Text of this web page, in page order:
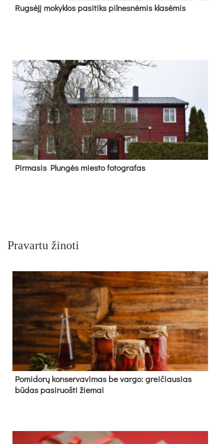
Rug­sė­jį mo­kyk­los pa­si­tiks pil­nes­nė­mis kla­sė­mis
Pir­ma­sis Plun­gės mies­to fo­tog­ra­fas
Pravartu žinoti
Pomidorų konservavimas be vargo: greičiausias
būdas pasiruošti žiemai